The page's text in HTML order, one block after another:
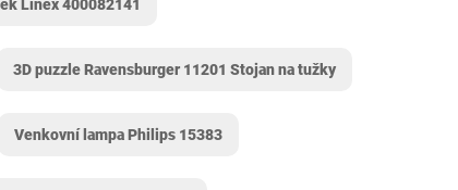
Linex 400082141
3D puzzle Ravensburger 11201 Stojan na tužky
Venkovní lampa Philips 15383